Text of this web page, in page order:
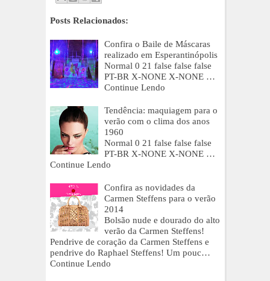
Posts Relacionados:
Confira o Baile de Máscaras
realizado em Esperantinópolis
Normal 0 21 false false false
PT-BR X-NONE X-NONE …
Continue Lendo
Tendência: maquiagem para o
verão com o clima dos anos
1960
Normal 0 21 false false false
PT-BR X-NONE X-NONE …
Continue Lendo
Confira as novidades da
Carmen Steffens para o verão
2014
Bolsão nude e dourado do alto
verão da Carmen Steffens!
Pendrive de coração da Carmen Steffens e
pendrive do Raphael Steffens! Um pouc…
Continue Lendo